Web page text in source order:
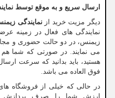
ارسال سریع و به موقع توسط
دیگر مزیت خرید ازنمایندگی
نمایندگی های فعال در زمینه
زیمنس، در دو حالت حضوری و
می نمایند. در صورتی که شما هم
هستید، باید بدانید که سرعت
فوق العاده می باشد.
در حالی که خیلی از فروشگاه های
ارزش شما را صرف